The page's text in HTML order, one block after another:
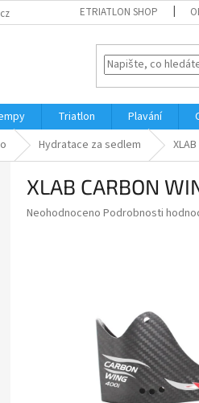
ETRIATLON SHOP
Triatlon Plavání
Hydratace za sedlem
XLAB CARBON
Průměrné
Neohodnoceno Podrobnosti